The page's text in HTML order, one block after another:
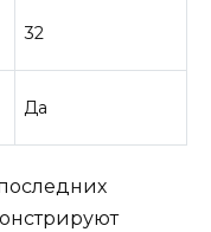
32
Да